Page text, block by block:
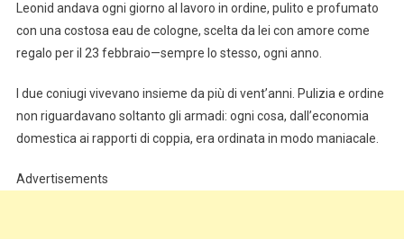
Leonid andava ogni giorno al lavoro in ordine, pulito e profumato
con una costosa eau de cologne, scelta da lei con amore come
regalo per il 23 febbraio—sempre lo stesso, ogni anno.
I due coniugi vivevano insieme da più di vent’anni. Pulizia e ordine
non riguardavano soltanto gli armadi: ogni cosa, dall’economia
domestica ai rapporti di coppia, era ordinata in modo maniacale.
Advertisements